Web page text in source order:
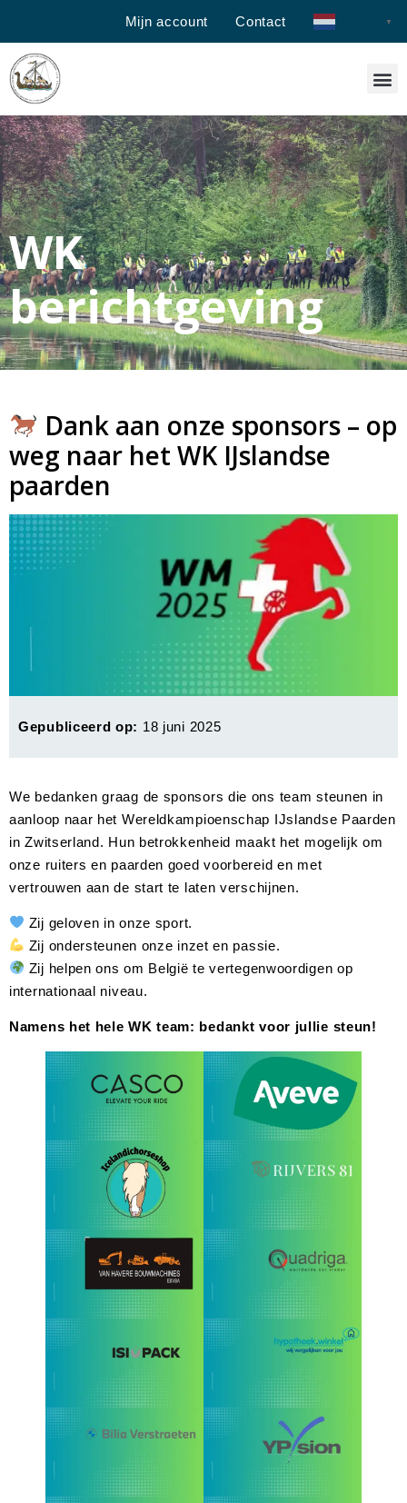
Mijn account Contact ▼
WK
berichtgeving
Dank aan onze sponsors – op
weg naar het WK IJslandse
paarden
Gepubliceerd op: 18 juni 2025
We bedanken graag de sponsors die ons team steunen in
aanloop naar het Wereldkampioenschap IJslandse Paarden
in Zwitserland. Hun betrokkenheid maakt het mogelijk om
onze ruiters en paarden goed voorbereid en met
vertrouwen aan de start te laten verschijnen.
Zij geloven in onze sport.
Zij ondersteunen onze inzet en passie.
Zij helpen ons om België te vertegenwoordigen op
internationaal niveau.
Namens het hele WK team: bedankt voor jullie steun!